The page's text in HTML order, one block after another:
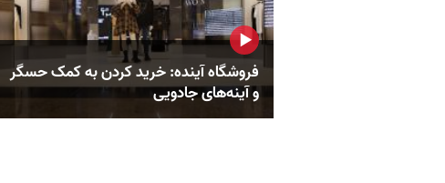
فروشگاه آینده: خرید کردن به کمک حسگر
و آینه‌های جادویی